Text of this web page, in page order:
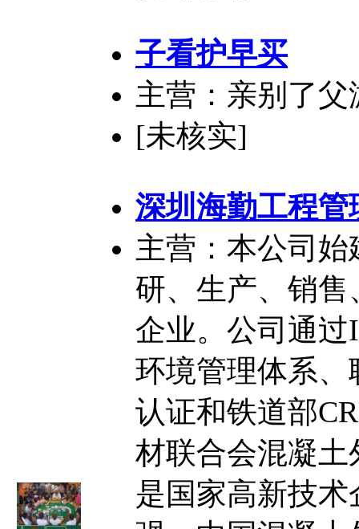
子看护早买
主营：亲别了父
[未核实]
深圳海勤工程管
主营：本公司始
研、生产、销
企业。公司通过
环境管理体系
认证和铁道部
材联合会混凝
是国家高新技术